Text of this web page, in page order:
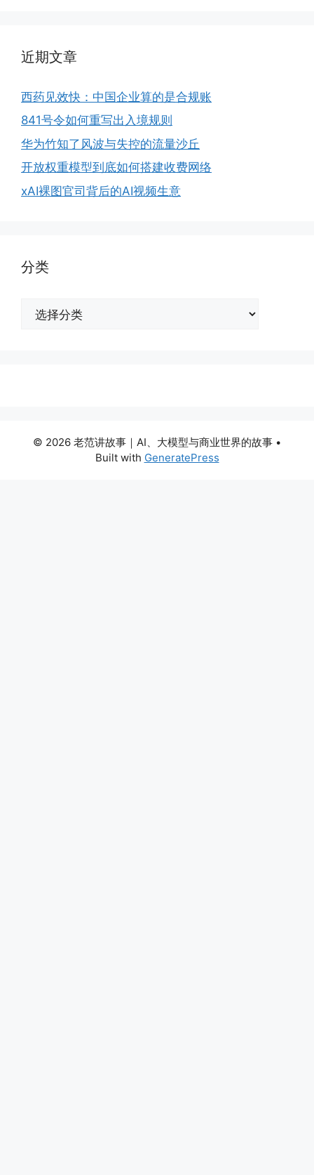
近期文章
西药见效快：中国企业算的是合规账
841号令如何重写出入境规则
华为竹知了风波与失控的流量沙丘
开放权重模型到底如何搭建收费网络
xAI裸图官司背后的AI视频生意
分类
© 2026 老范讲故事｜AI、大模型与商业世界的故事 •
Built with GeneratePress